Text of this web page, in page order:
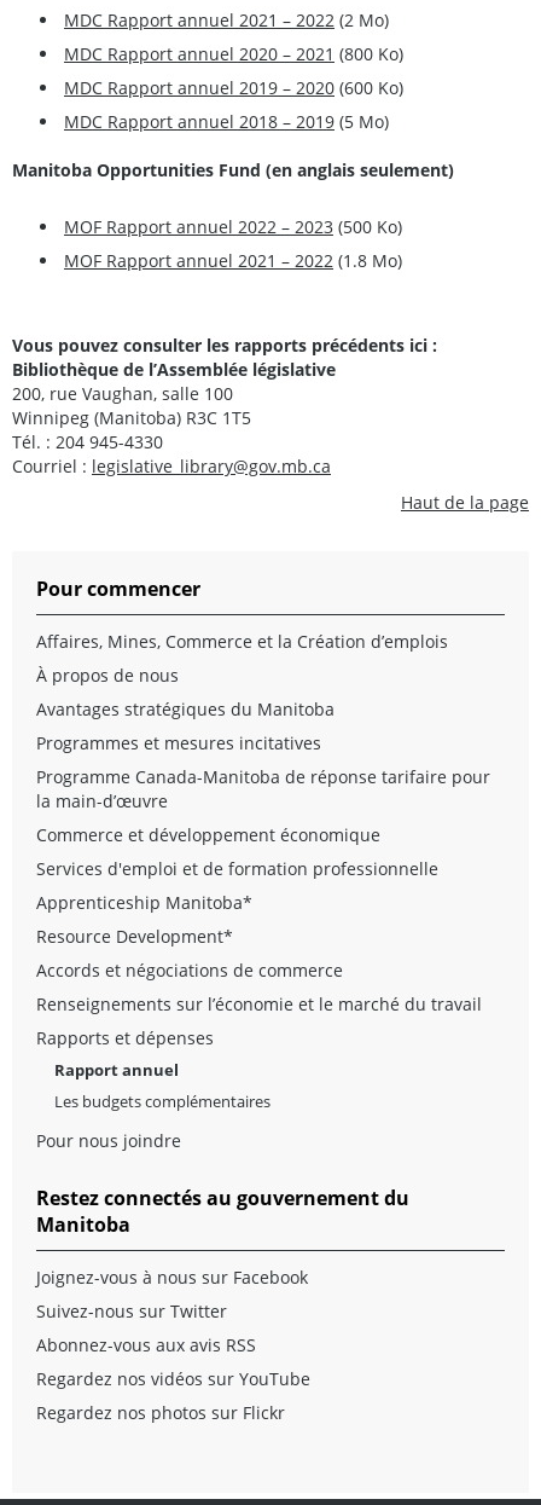
MDC Rapport annuel 2021 – 2022 (2 Mo)
MDC Rapport annuel 2020 – 2021 (800 Ko)
MDC Rapport annuel 2019 – 2020 (600 Ko)
MDC Rapport annuel 2018 – 2019 (5 Mo)
Manitoba Opportunities Fund (en anglais seulement)
MOF Rapport annuel 2022 – 2023 (500 Ko)
MOF Rapport annuel 2021 – 2022 (1.8 Mo)
Vous pouvez consulter les rapports précédents ici :
Bibliothèque de l’Assemblée législative
200, rue Vaughan, salle 100
Winnipeg (Manitoba) R3C 1T5
Tél. : 204 945-4330
Courriel : legislative_library@gov.mb.ca
Haut de la page
Pour commencer
Affaires, Mines, Commerce et la Création d’emplois
À propos de nous
Avantages stratégiques du Manitoba
Programmes et mesures incitatives
Programme Canada-Manitoba de réponse tarifaire pour
la main-d’œuvre
Commerce et développement économique
Services d'emploi et de formation professionnelle
Apprenticeship Manitoba*
Resource Development*
Accords et négociations de commerce
Renseignements sur l’économie et le marché du travail
Rapports et dépenses
Rapport annuel
Les budgets complémentaires
Pour nous joindre
Restez connectés au gouvernement du
Manitoba
Joignez-vous à nous sur Facebook
Suivez-nous sur Twitter
Abonnez-vous aux avis RSS
Regardez nos vidéos sur YouTube
Regardez nos photos sur Flickr